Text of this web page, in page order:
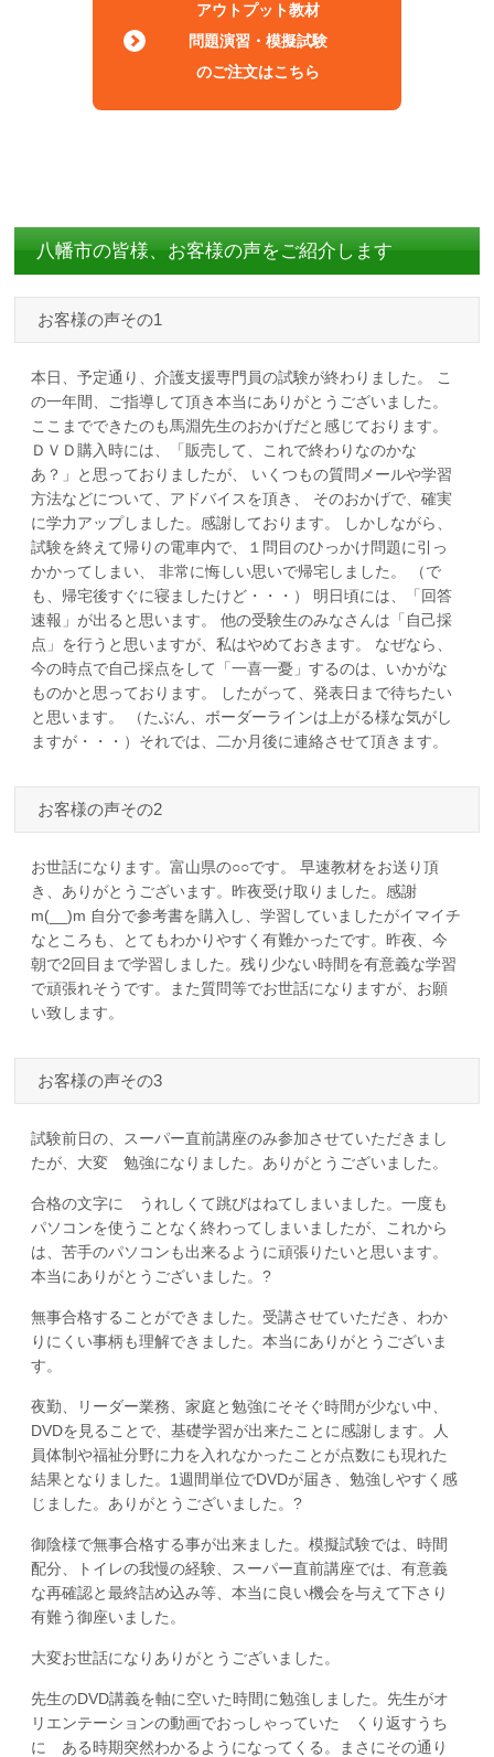
アウトプット教材
問題演習・模擬試験
のご注文はこちら
八幡市の皆様、お客様の声をご紹介します
お客様の声その1
本日、予定通り、介護支援専門員の試験が終わりました。 こ
の一年間、ご指導して頂き本当にありがとうございました。
ここまでできたのも馬淵先生のおかげだと感じております。
ＤＶＤ購入時には、「販売して、これで終わりなのかな
あ？」と思っておりましたが、 いくつもの質問メールや学習
方法などについて、アドバイスを頂き、 そのおかげで、確実
に学力アップしました。感謝しております。 しかしながら、
試験を終えて帰りの電車内で、１問目のひっかけ問題に引っ
かかってしまい、 非常に悔しい思いで帰宅しました。 （で
も、帰宅後すぐに寝ましたけど・・・） 明日頃には、「回答
速報」が出ると思います。 他の受験生のみなさんは「自己採
点」を行うと思いますが、私はやめておきます。 なぜなら、
今の時点で自己採点をして「一喜一憂」するのは、いかがな
ものかと思っております。 したがって、発表日まで待ちたい
と思います。 （たぶん、ボーダーラインは上がる様な気がし
ますが・・・）それでは、二か月後に連絡させて頂きます。
お客様の声その2
お世話になります。富山県の○○です。 早速教材をお送り頂
き、ありがとうございます。昨夜受け取りました。感謝
m(__)m 自分で参考書を購入し、学習していましたがイマイチ
なところも、とてもわかりやすく有難かったです。昨夜、今
朝で2回目まで学習しました。残り少ない時間を有意義な学習
で頑張れそうです。また質問等でお世話になりますが、お願
い致します。
お客様の声その3
試験前日の、スーパー直前講座のみ参加させていただきまし
たが、大変 勉強になりました。ありがとうございました。
合格の文字に うれしくて跳びはねてしまいました。一度も
パソコンを使うことなく終わってしまいましたが、これから
は、苦手のパソコンも出来るように頑張りたいと思います。
本当にありがとうございました。?
無事合格することができました。受講させていただき、わか
りにくい事柄も理解できました。本当にありがとうございま
す。
夜勤、リーダー業務、家庭と勉強にそそぐ時間が少ない中、
DVDを見ることで、基礎学習が出来たことに感謝します。人
員体制や福祉分野に力を入れなかったことが点数にも現れた
結果となりました。1週間単位でDVDが届き、勉強しやすく感
じました。ありがとうございました。?
御陰様で無事合格する事が出来ました。模擬試験では、時間
配分、トイレの我慢の経験、スーパー直前講座では、有意義
な再確認と最終詰め込み等、本当に良い機会を与えて下さり
有難う御座いました。
大変お世話になりありがとうございました。
先生のDVD講義を軸に空いた時間に勉強しました。先生がオ
リエンテーションの動画でおっしゃっていた くり返すうち
に ある時期突然わかるようになってくる。まさにその通り